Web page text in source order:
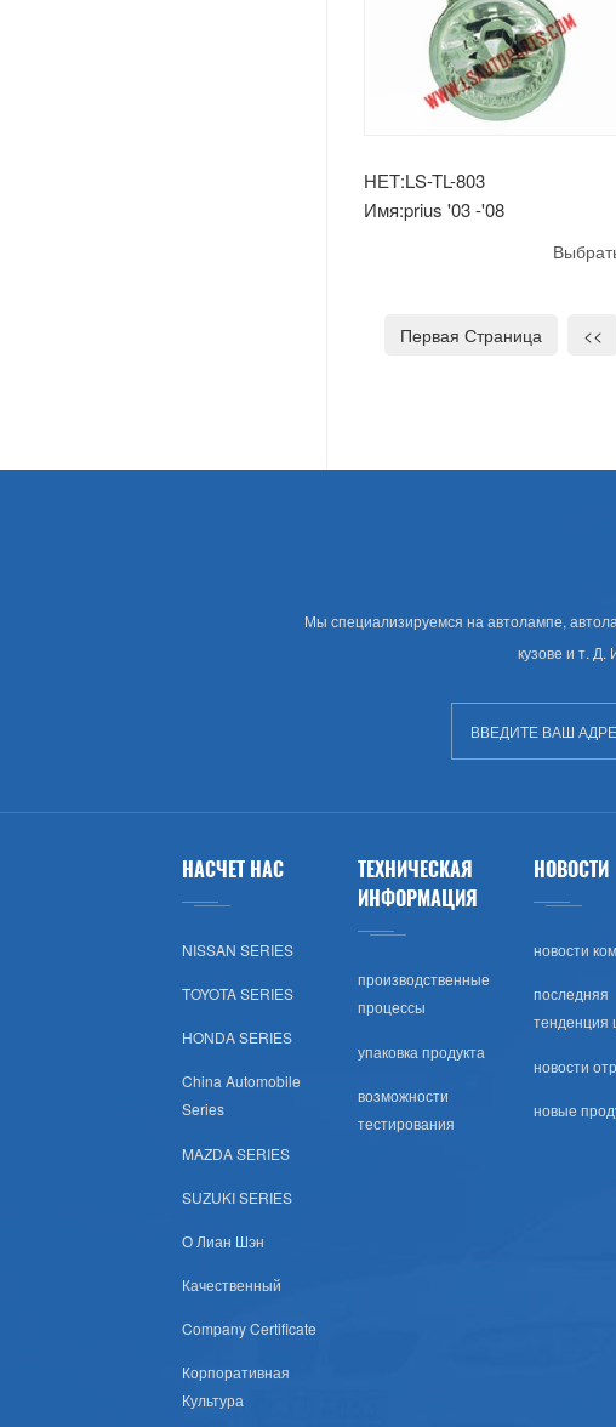
НЕТ:LS-TL-803
Имя:prius '03 -'08
Первая Страница <<
Мы специализируемся на автолампе,
кузове и т. Д.
НАСЧЕТ НАС
NISSAN SERIES
TOYOTA SERIES
HONDA SERIES
China Automobile
Series
MAZDA SERIES
SUZUKI SERIES
О Лиан Шэн
Качественный
Company Certificate
Корпоративная
Культура
ТЕХНИЧЕСКАЯ
ИНФОРМАЦИЯ
производственные
процессы
упаковка продукта
возможности
тестирования
НОВОСТИ
новости
последняя
тенденция
новости
новые